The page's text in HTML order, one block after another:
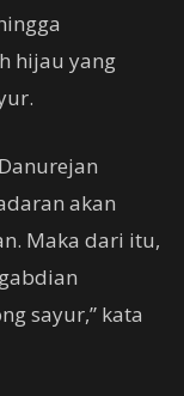
hijau yang
akan
Maka dari itu,
sayur,” kata